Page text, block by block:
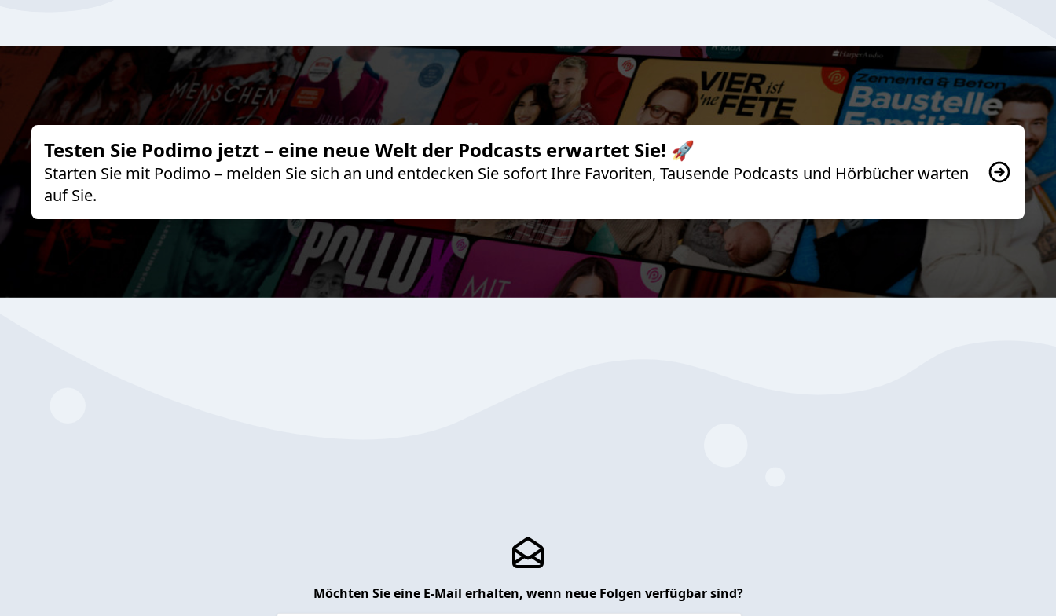
Testen Sie Podimo jetzt – eine neue Welt der Podcasts erwartet Sie! 🚀
Starten Sie mit Podimo – melden Sie sich an und entdecken Sie sofort Ihre Favoriten, Tausende Podcasts und Hörbücher warten
auf Sie.
Möchten Sie eine E-Mail erhalten, wenn neue Folgen verfügbar sind?